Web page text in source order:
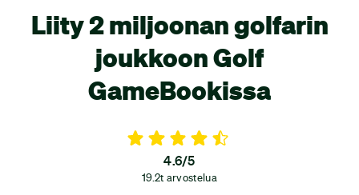
Liity 2 miljoonan golfarin
joukkoon Golf
GameBookissa
4.6/5
19.2t arvostelua